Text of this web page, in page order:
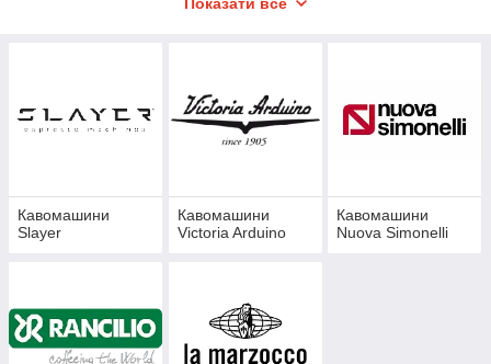
в Україні для бізнесу!
У «System coffee service» ви знайдете
надійні рішення для кав'ярні,
ресторану або магазину. Підберемо
стабільним смаком та бездоганною
подачею щодня.
Кавомашини
Slayer
Кавомашини
Victoria Arduino
Кавомашини
Nuova Simonelli